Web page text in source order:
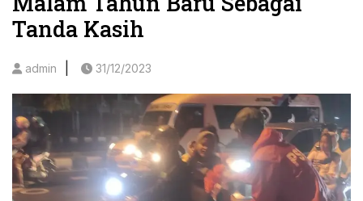
Tanda Kasih
admin 31/12/2023